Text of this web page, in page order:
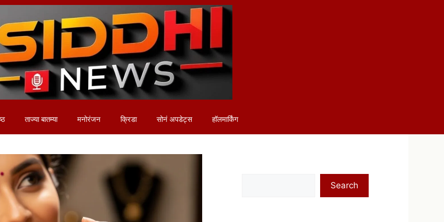
ताज्या बातम्या मनोरंजन क्रिडा सोनं अपडेट्स हॉलमार्किंग
Search